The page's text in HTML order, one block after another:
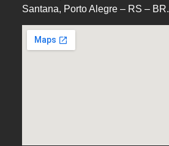
Santana, Porto Alegre – RS – BR.